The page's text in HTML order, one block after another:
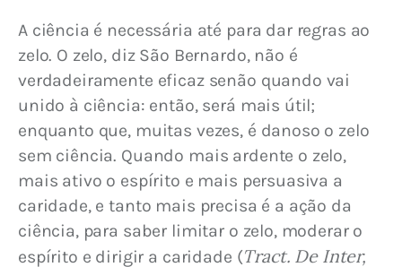
A ciência é necessária até para dar regras ao
zelo. O zelo, diz São Bernardo, não é
verdadeiramente eficaz senão quando vai
unido à ciência: então, será mais útil;
enquanto que, muitas vezes, é danoso o zelo
sem ciência. Quando mais ardente o zelo,
mais ativo o espírito e mais persuasiva a
caridade, e tanto mais precisa é a ação da
ciência, para saber limitar o zelo, moderar o
espírito e dirigir a caridade (Tract. De Inter,